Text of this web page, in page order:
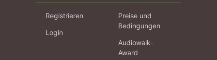
Registrieren
Login
Preise und
Bedingungen
Audiowalk-
Award